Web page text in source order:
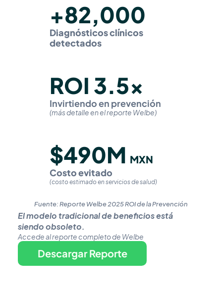
+82,000
Diagnósticos clínicos
detectados
ROI 3.5x
Invirtiendo en prevención
(más detalle en el reporte Welbe)
$490M MXN
Costo evitado
(costo estimado en servicios de salud)
Fuente: Reporte Welbe 2025 ROI de la Prevención
El modelo tradicional de beneficios está
siendo obsoleto.
Accede al reporte completo de Welbe
Descargar Reporte